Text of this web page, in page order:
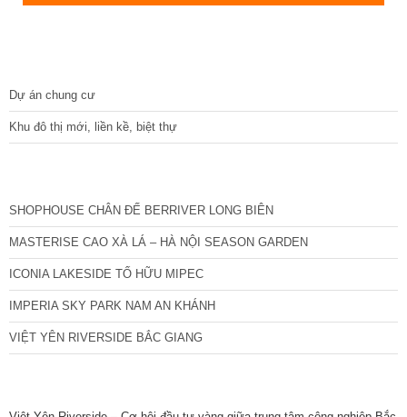
IMPERIA SKY PARK NAM AN KHÁNH
VIỆT YÊN RIVERSIDE BẮC GIANG
Việt Yên Riverside – Cơ hội đầu tư vàng giữa trung tâm công nghiệp Bắc
Giang
Biệt thự ven sông Việt Yên Riverside – Sống thượng lưu giữa miền xanh
Bắc Giang
Liền kề Việt Yên Riverside – Không gian sống xanh giữa lòng đô thị
Shophouse Việt Yên Riverside – Điểm sáng đầu tư sinh lời bền vững